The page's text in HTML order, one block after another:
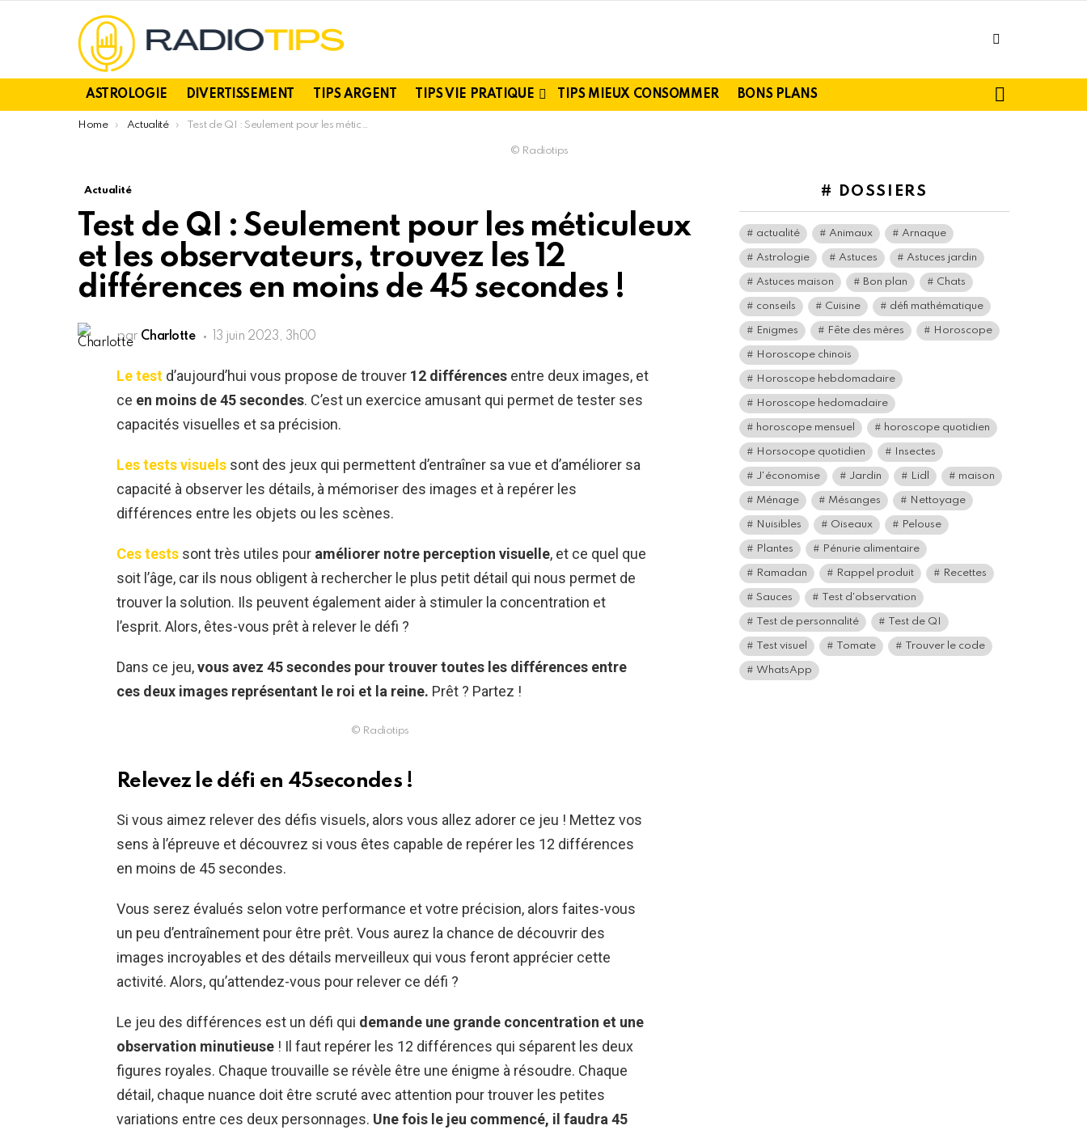
ASTROLOGIE DIVERTISSEMENT TIPS ARGENT TIPS VIE PRATIQUE TIPS MIEUX CONSOMMER BONS PLANS
You are here:
Home Actualité Test de QI : Seulement pour les méticuleux et les observateurs, trouvez les 12 différences en moins de 45 secondes !
© Radiotips
Actualité
Test de QI : Seulement pour les méticuleux
et les observateurs, trouvez les 12
différences en moins de 45 secondes !
par Charlotte 13 juin 2023, 3h00
Le test d’aujourd’hui vous propose de trouver 12 différences entre deux images, et
ce en moins de 45 secondes. C’est un exercice amusant qui permet de tester ses
capacités visuelles et sa précision.
Les tests visuels sont des jeux qui permettent d’entraîner sa vue et d’améliorer sa
capacité à observer les détails, à mémoriser des images et à repérer les
différences entre les objets ou les scènes.
Ces tests sont très utiles pour améliorer notre perception visuelle, et ce quel que
soit l’âge, car ils nous obligent à rechercher le plus petit détail qui nous permet de
trouver la solution. Ils peuvent également aider à stimuler la concentration et
l’esprit. Alors, êtes-vous prêt à relever le défi ?
Dans ce jeu,vous avez 45 secondes pour trouver toutes les différences entre
ces deux images représentant le roi et la reine. Prêt ? Partez !
© Radiotips
Relevez le défi en 45secondes !
Si vous aimez relever des défis visuels, alors vous allez adorer ce jeu ! Mettez vos
sens à l’épreuve et découvrez si vous êtes capable de repérer les 12 différences
en moins de 45 secondes.
Vous serez évalués selon votre performance et votre précision, alors faites-vous
un peu d’entraînement pour être prêt. Vous aurez la chance de découvrir des
images incroyables et des détails merveilleux qui vous feront apprécier cette
activité. Alors, qu’attendez-vous pour relever ce défi ?
Le jeu des différences est un défi qui demande une grande concentration et une
observation minutieuse ! Il faut repérer les 12 différences qui séparent les deux
figures royales. Chaque trouvaille se révèle être une énigme à résoudre. Chaque
détail, chaque nuance doit être scruté avec attention pour trouver les petites
variations entre ces deux personnages. Une fois le jeu commencé, il faudra 45
# DOSSIERS
actualité Animaux Arnaque
Astrologie Astuces Astuces jardin
Astuces maison Bon plan Chats
conseils Cuisine défi mathématique
Enigmes Fête des mères Horoscope
Horoscope chinois
Horoscope hebdomadaire
Horoscope hedomadaire
horoscope mensuel horoscope quotidien
Horsocope quotidien Insectes
J'économise Jardin Lidl maison
Ménage Mésanges Nettoyage
Nuisibles Oiseaux Pelouse
Plantes Pénurie alimentaire
Ramadan Rappel produit Recettes
Sauces Test d'observation
Test de personnalité Test de QI
Test visuel Tomate Trouver le code
WhatsApp